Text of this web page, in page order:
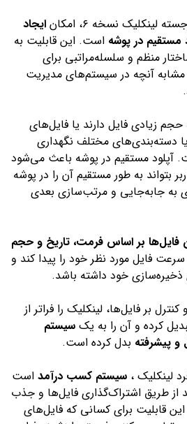
نسخه ۶، امکان
ایجاد
مستقیم در پوشه است. این قابلیت به
منظم و سلسله‌مراتبی برای
مشابه آنچه در سیستم‌های مدیریت
زیادی فایل دارند یا فایل‌های
یا دسته‌بندی‌های مختلف نگهداری
آپلود مستقیم در پوشه باعث می‌شود
بتواند به طور مستقیم آن را در پوشه
به جابه‌جایی و مرتب‌سازی بعدی
فایل‌ها بر اساس فرمت، تاریخ و حجم
فایل مورد نظر خود را پیدا کند و
خود داشته باشد.
بر فایل‌ها، لینکلیک را فراتر از
کرده و آن را به یک سیستم
و پیشرفته بدل کرده است.
لینکلیک ، سیستم کسب درآمد است
از طریق اشتراک‌گذاری فایل‌ها و جذب
این قابلیت برای کسانی که فایل‌های